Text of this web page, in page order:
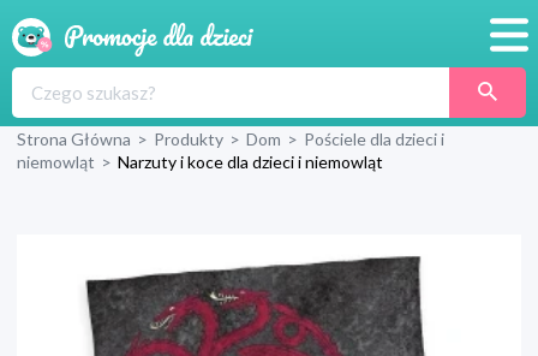
Produkty
Blog
Wyprawka
Strona Główna > Produkty > Dom > Pościele dla dzieci i
niemowląt > Narzuty i koce dla dzieci i niemowląt